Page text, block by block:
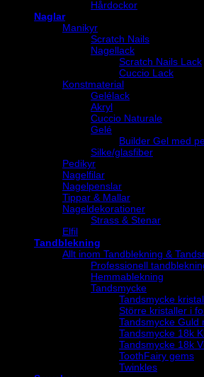
Hårdockor
Naglar
Manikyr
Scratch Nails
Nagellack
Scratch Nails Lack
Cuccio Lack
Konstmaterial
Gelélack
Akryl
Cuccio Naturale
Gelé
Builder Gel med
Silke/glasfiber
Pedikyr
Nagelfilar
Nagelpenslar
Tippar & Mallar
Nageldekorationer
Strass & Stenar
Elfil
Tandblekning
Allt inom Tandblekning &
Professionell
Hemmablekning
Tandsmycke
Tandsmycke
Större kristaller i
Tandsmycke Guld
Tandsmycke 18k
Tandsmycke 18k
ToothFairy gems
Twinkles